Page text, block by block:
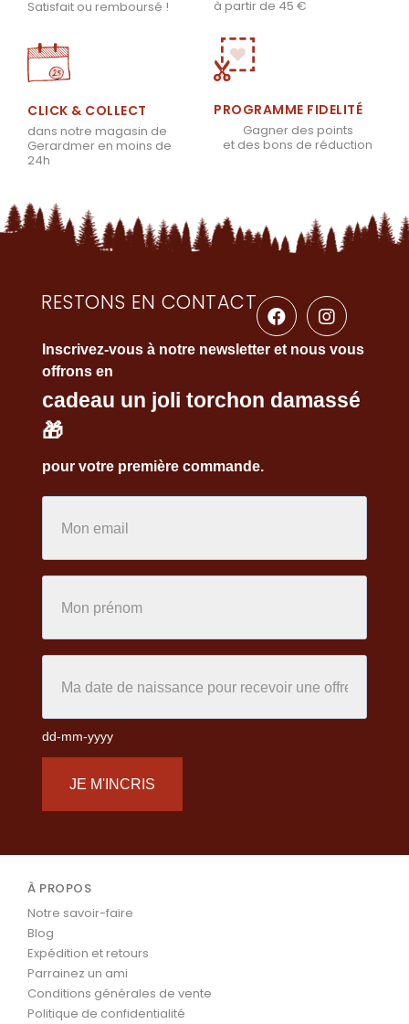
Satisfait ou remboursé !
à partir de 45 €
CLICK & COLLECT
dans notre magasin de
Gerardmer en moins de
24h
PROGRAMME FIDELITÉ
Gagner des points
et des bons de réduction
RESTONS EN CONTACT
Inscrivez-vous à notre newsletter et nous vous
offrons en
cadeau un joli torchon damassé
🎁
pour votre première commande.
dd-mm-yyyy
JE M'INCRIS
À PROPOS
Notre savoir-faire
Blog
Expédition et retours
Parrainez un ami
Conditions générales de vente
Politique de confidentialité